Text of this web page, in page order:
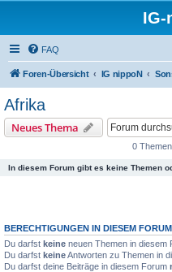
IG-
FAQ
Foren-Übersicht IG nippoN
Afrika
Neues Thema
0
In diesem Forum gibt es keine Themen
BERECHTIGUNGEN IN DIESEM FORUM
Du darfst keine neuen Themen in diesem
Du darfst keineAntworten zu Themen in
Du darfst deine Beiträge in diesem Forum